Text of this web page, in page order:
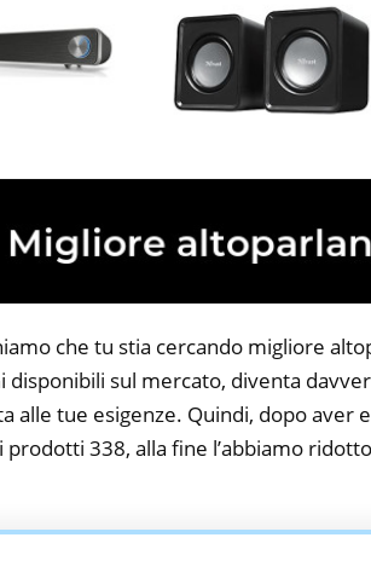
che tu stia cercando migliore
disponibili sul mercato, diventa
alle tue esigenze. Quindi, dopo aver
338, alla fine l’abbiamo